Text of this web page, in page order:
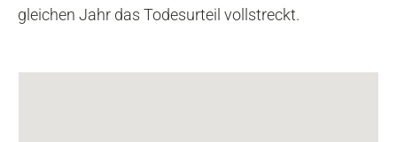
gleichen Jahr das Todesurteil vollstreckt.